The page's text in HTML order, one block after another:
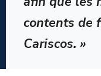
contents de
Cariscos. »